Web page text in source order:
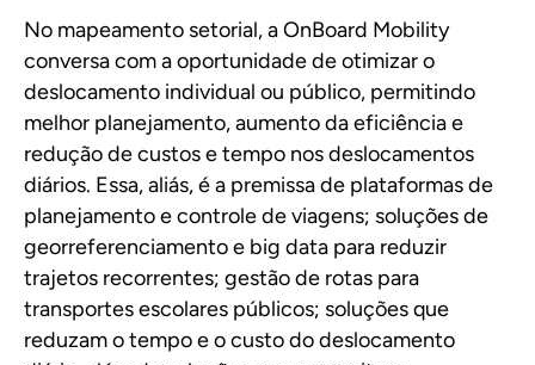
No mapeamento setorial, a OnBoard Mobility
conversa com a oportunidade de otimizar o
deslocamento individual ou público, permitindo
melhor planejamento, aumento da eficiência e
redução de custos e tempo nos deslocamentos
diários. Essa, aliás, é a premissa de plataformas de
planejamento e controle de viagens; soluções de
georreferenciamento e big data para reduzir
trajetos recorrentes; gestão de rotas para
transportes escolares públicos; soluções que
reduzam o tempo e o custo do deslocamento